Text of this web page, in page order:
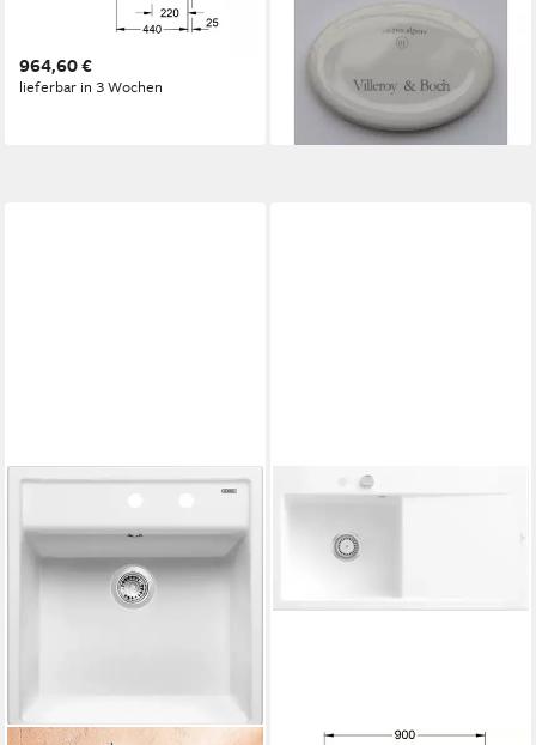
Rechteckig, 90/22 cm, für
den aufliegenden Einbau
964,60 €
lieferbar in 3 Wochen
Subway Style 50 Flat
(flächenbündig) Becken
1.160,60 €
lieferbar in 3 Wochen